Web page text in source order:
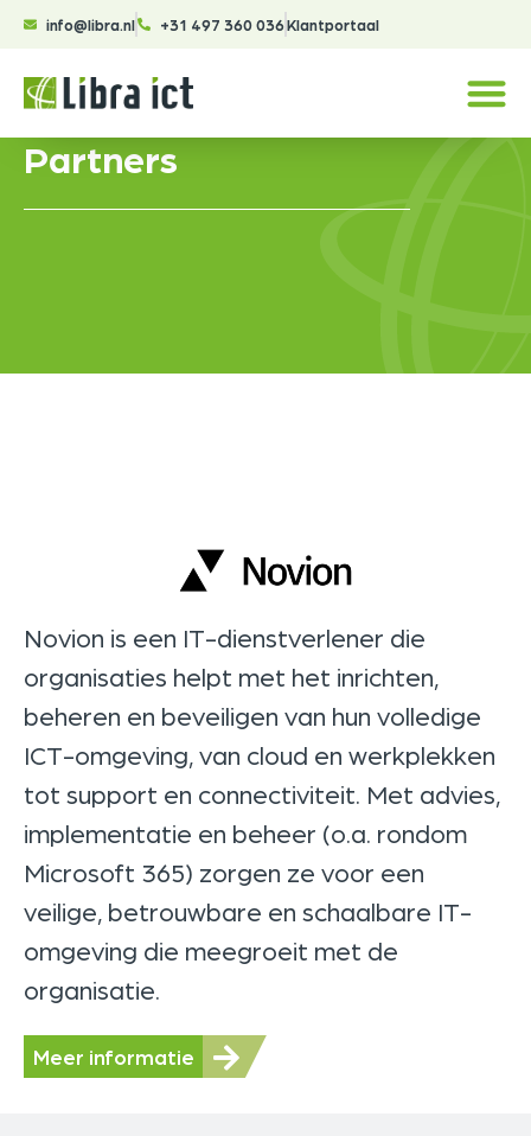
info@libra.nl +31 497 360 036Klantportaal
Partners
Novion is een IT-dienstverlener die
organisaties helpt met het inrichten,
beheren en beveiligen van hun volledige
ICT-omgeving, van cloud en werkplekken
tot support en connectiviteit. Met advies,
implementatie en beheer (o.a. rondom
Microsoft 365) zorgen ze voor een
veilige, betrouwbare en schaalbare IT-
omgeving die meegroeit met de
organisatie.
Meer informatie